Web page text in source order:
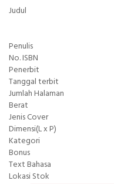
Judul
Penulis
No. ISBN
Penerbit
Tanggal terbit
Jumlah Halaman
Berat
Jenis Cover
Dimensi(L x P)
Kategori
Bonus
Text Bahasa
Lokasi Stok